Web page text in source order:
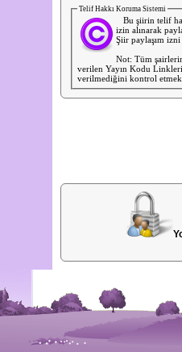
Telif Hakkı Koruma Sistemi
Bu şiirin telif
izin alınarak
Şiir paylaşım izni
Not: Tüm
verilen Yayın Kodu
verilmediğini kontrol